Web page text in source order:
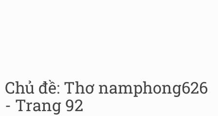
Chủ đề: Thơ namphong626
- Trang 92